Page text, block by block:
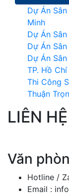
Dự Án
Minh
Dự Án
Dự Án
Dự Án
TP. Hồ
Thi Công
Thuận
LIÊN HỆ
Văn
Hotline /
Email :